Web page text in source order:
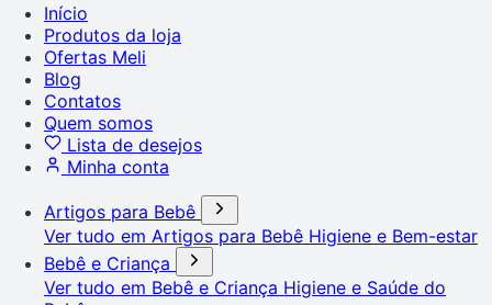
Início
Produtos da loja
Ofertas Meli
Blog
Contatos
Quem somos
Lista de desejos
Minha conta
Artigos para Bebê
Ver tudo em Artigos para Bebê Higiene e Bem-estar
Bebê e Criança
Ver tudo em Bebê e Criança Higiene e Saúde do